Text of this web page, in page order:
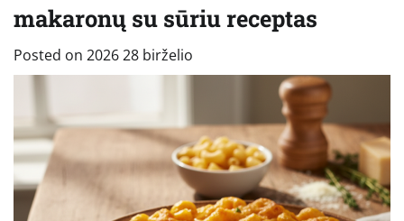
makaronų su sūriu receptas
Posted on 2026 28 birželio